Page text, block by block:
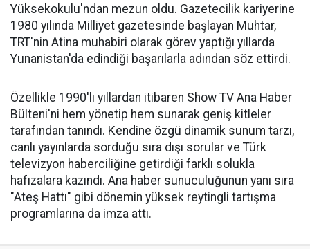
Yüksekokulu'ndan mezun oldu. Gazetecilik kariyerine
1980 yılında Milliyet gazetesinde başlayan Muhtar,
TRT'nin Atina muhabiri olarak görev yaptığı yıllarda
Yunanistan'da edindiği başarılarla adından söz ettirdi.
Özellikle 1990'lı yıllardan itibaren Show TV Ana Haber
Bülteni'ni hem yönetip hem sunarak geniş kitleler
tarafından tanındı. Kendine özgü dinamik sunum tarzı,
canlı yayınlarda sorduğu sıra dışı sorular ve Türk
televizyon haberciliğine getirdiği farklı solukla
hafızalara kazındı. Ana haber sunuculuğunun yanı sıra
"Ateş Hattı" gibi dönemin yüksek reytingli tartışma
programlarına da imza attı.